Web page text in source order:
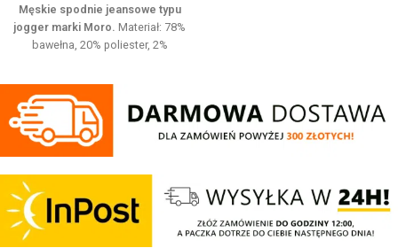
Męskie spodnie jeansowe typu
jogger marki Moro. Materiał: 78%
bawełna, 20% poliester, 2%
kroju. Posiadają cztery kieszenie i
regulowana gumę w pasie która
zapewnia idealne dopasowanie w
talii.
odpowiednio dobranym
materiałom.
Elastan
ściągacze na rękawach oraz u
dołu bluzy - żebrowany kołnierz -
ściągacze rękawów dodatkowo
karku chroniąca przed otarciami -
silikonowa kwadratowa naszywka
na lewym rękawie z logo marki Pit